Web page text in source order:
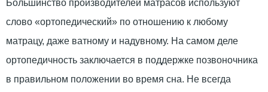
Большинство производителей матрасов используют
слово «ортопедический» по отношению к любому
матрацу, даже ватному и надувному. На самом деле
ортопедичность заключается в поддержке позвоночника
в правильном положении во время сна. Не всегда